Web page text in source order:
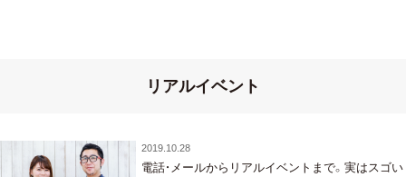
リアルイベント
2019.10.28
電話・メールからリアルイベントまで。実はスゴい